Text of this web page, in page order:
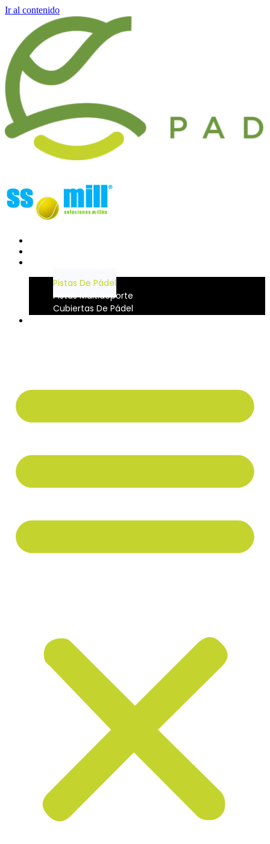
Ir al contenido
Pistas De Pádel
Pistas Multideporte
Cubiertas De Pádel